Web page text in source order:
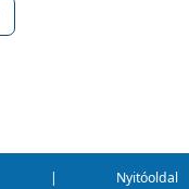
|
Nyitóoldal